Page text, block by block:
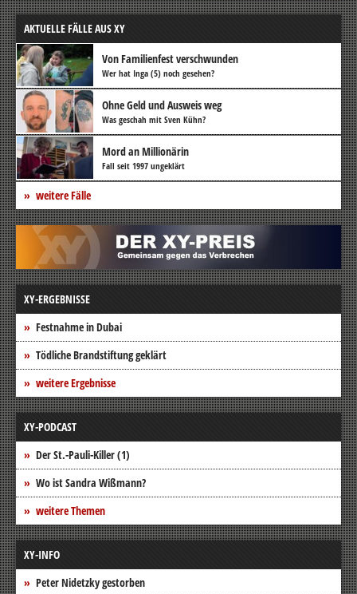
AKTUELLE FÄLLE AUS XY
Von Familienfest verschwunden
Wer hat Inga (5) noch gesehen?
Ohne Geld und Ausweis weg
Was geschah mit Sven Kühn?
Mord an Millionärin
Fall seit 1997 ungeklärt
weitere Fälle
XY-ERGEBNISSE
Festnahme in Dubai
Tödliche Brandstiftung geklärt
weitere Ergebnisse
XY-PODCAST
Der St.-Pauli-Killer (1)
Wo ist Sandra Wißmann?
weitere Themen
XY-INFO
Peter Nidetzky gestorben